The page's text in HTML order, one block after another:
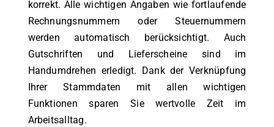
korrekt. Alle wichtigen Angaben wie fortlaufende
Rechnungsnummern oder Steuernummern
werden automatisch berücksichtigt. Auch
Gutschriften und Lieferscheine sind im
Handumdrehen erledigt. Dank der Verknüpfung
Ihrer Stammdaten mit allen wichtigen
Funktionen sparen Sie wertvolle Zeit im
Arbeitsalltag.